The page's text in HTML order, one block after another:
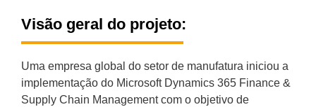
Visão geral do projeto:
Uma empresa global do setor de manufatura iniciou a
implementação do Microsoft Dynamics 365 Finance &
Supply Chain Management com o objetivo de